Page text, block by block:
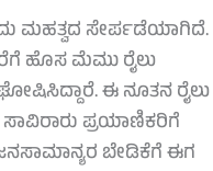
ಮಹತ್ವದ ಸೇರ್ಪಡೆಯಾಗಿದೆ.
ಹೊಸ ಮೆಮು ರೈಲು
ಈ ನೂತನ ರೈಲು
ಪ್ರಯಾಣಿಕರಿಗೆ
ಬೇಡಿಕೆಗೆ ಈಗ